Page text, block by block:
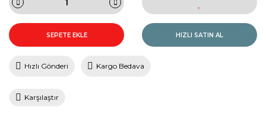
SEPETE EKLE HIZLI SATIN AL
Hızlı Gönderi Kargo Bedava
Karşılaştır